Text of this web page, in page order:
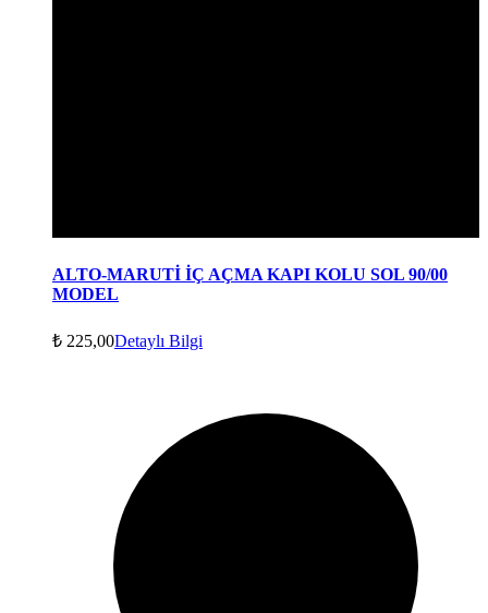
ALTO-MARUTİ İÇ AÇMA KAPI KOLU SOL 90/00
MODEL
₺ 225,00Detaylı Bilgi